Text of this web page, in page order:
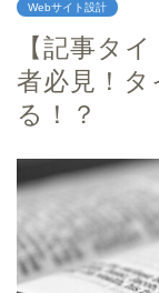
Webサイト設計
【記事タ
者必見！
る！？